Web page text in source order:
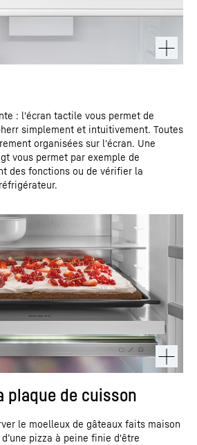
: l'écran tactile vous permet de
simplement et intuitivement. Toutes
organisées sur l'écran. Une
vous permet par exemple de
des fonctions ou de vérifier la
plaque de cuisson
le moelleux de gâteaux faits maison
pizza à peine finie d'être